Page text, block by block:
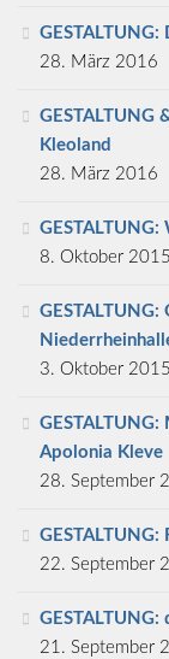
28. März 2016
GESTALTUNG
Kleoland
28. März 2016
8. Oktober 2015
3. Oktober 2015
Apolonia Kleve
28. September
22. September
21. September